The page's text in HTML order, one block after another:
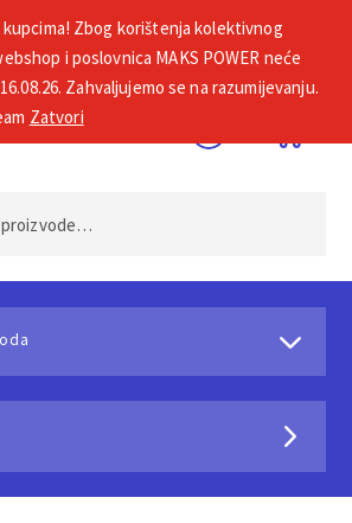
Zbog korištenja kolektivnog
i poslovnica MAKS POWER neće
Zahvaljujemo se na razumijevanju.
Zatvori